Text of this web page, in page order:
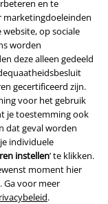
en te
marketingdoeleinden
op sociale
worden
deze alleen gedeeld
gecertificeerd zijn.
voor het gebruik
je toestemming ook
dat geval worden
individuele
instellen’ te klikken.
moment hier
Ga voor meer
.